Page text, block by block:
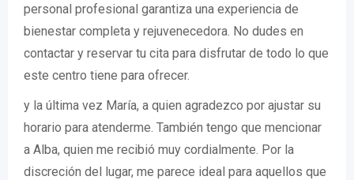
personal profesional garantiza una experiencia de
bienestar completa y rejuvenecedora. No dudes en
contactar y reservar tu cita para disfrutar de todo lo que
este centro tiene para ofrecer.
y la última vez María, a quien agradezco por ajustar su
horario para atenderme. También tengo que mencionar
a Alba, quien me recibió muy cordialmente. Por la
discreción del lugar, me parece ideal para aquellos que